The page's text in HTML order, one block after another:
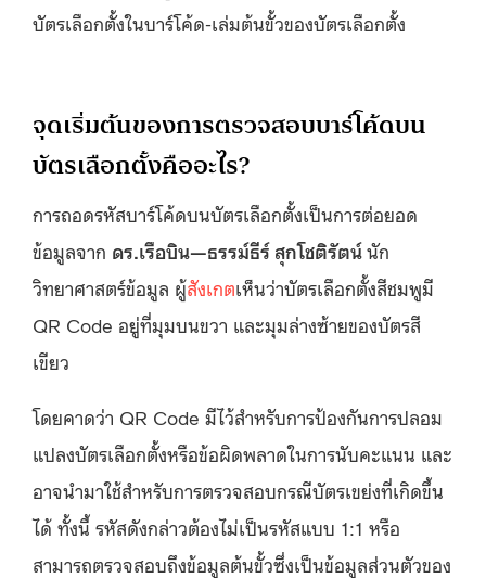
บัตรเลือกตั้งในบาร์โค้ด-เล่มต้นขั้วของบัตรเลือกตั้ง
จุดเริ่มต้นของการตรวจสอบบาร์โค้ดบน
บัตรเลือกตั้งคืออะไร?
การถอดรหัสบาร์โค้ดบนบัตรเลือกตั้งเป็นการต่อยอด
ข้อมูลจาก ดร.เรือบิน—ธรรม์ธีร์ สุกโชติรัตน์นัก
วิทยาศาสตร์ข้อมูล ผู้สังเกตเห็นว่าบัตรเลือกตั้งสีชมพูมี
QR Code อยู่ที่มุมบนขวา และมุมล่างซ้ายของบัตรสี
เขียว
โดยคาดว่า QR Code มีไว้สำหรับการป้องกันการปลอม
แปลงบัตรเลือกตั้งหรือข้อผิดพลาดในการนับคะแนน และ
อาจนำมาใช้สำหรับการตรวจสอบกรณีบัตรเขย่งที่เกิดขึ้น
ได้ ทั้งนี้ รหัสดังกล่าวต้องไม่เป็นรหัสแบบ 1:1 หรือ
สามารถตรวจสอบถึงข้อมูลต้นขั้วซึ่งเป็นข้อมูลส่วนตัวของ